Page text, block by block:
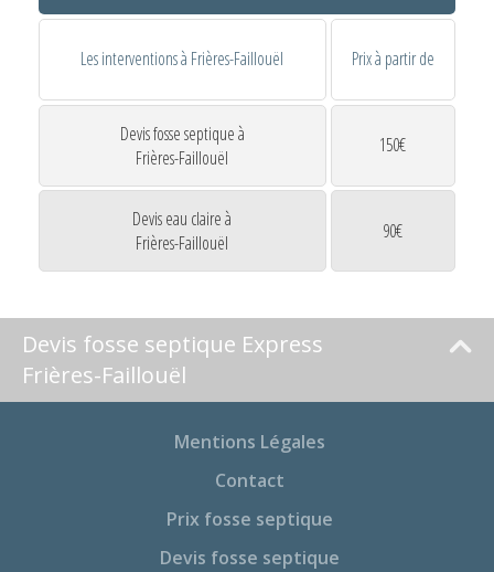
Les interventions à Frières-Faillouël Prix à partir de
Devis fosse septique à
Frières-Faillouël
150€
Devis eau claire à
Frières-Faillouël
90€
Devis fosse septique Express
Frières-Faillouël
Mentions Légales
Contact
Prix fosse septique
Devis fosse septique